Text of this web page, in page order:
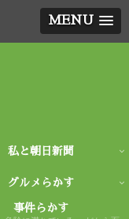
MENU
私と朝日新聞
グルメらかす
事件らかす